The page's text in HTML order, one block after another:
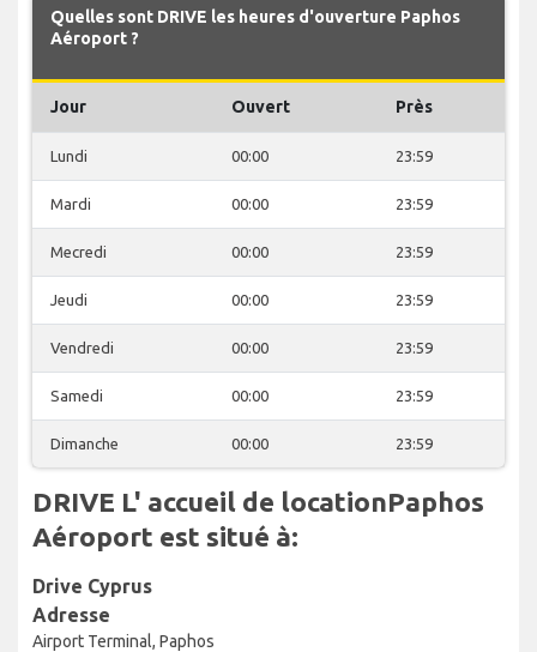
Quelles sont DRIVE les heures d'ouverture Paphos
Aéroport ?
Jour Ouvert Près
Lundi 00:00 23:59
Mardi 00:00 23:59
Mecredi 00:00 23:59
Jeudi 00:00 23:59
Vendredi 00:00 23:59
Samedi 00:00 23:59
Dimanche 00:00 23:59
DRIVE L' accueil de locationPaphos
Aéroport est situé à:
Drive Cyprus
Adresse
Airport Terminal, Paphos